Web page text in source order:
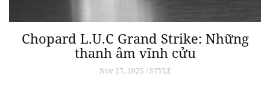
Chopard L.U.C Grand Strike: Những
thanh âm vĩnh cửu
Nov 27, 2025 / STYLE